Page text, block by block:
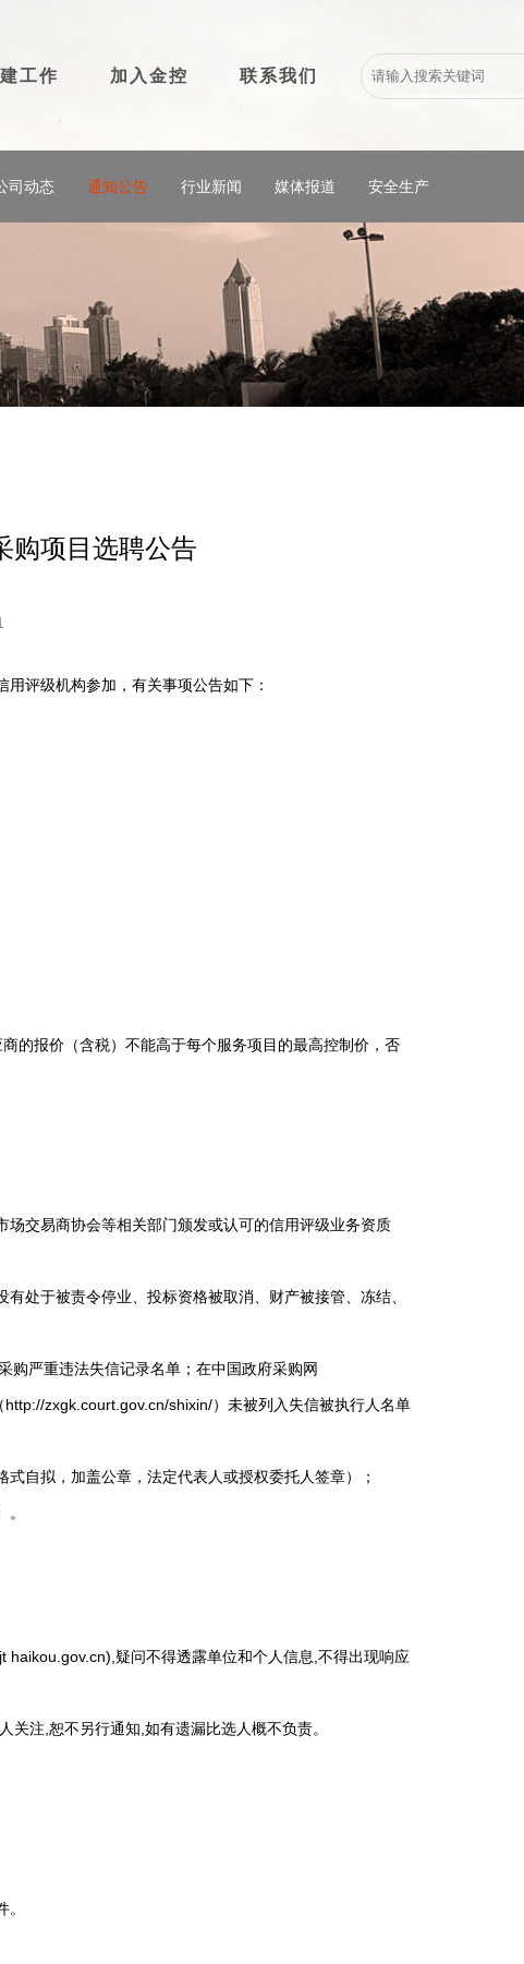
工作 加入金控 联系我们
司动态 通知公告 行业新闻 媒体报道 安全生产
购项目选聘公告
评级机构参加，有关事项公告如下：
报价（含税）不能高于每个服务项目的最高控制价，否
交易商协会等相关部门颁发或认可的信用评级业务资质
于被责令停业、投标资格被取消、财产被接管、冻结、
严重违法失信记录名单；在中国政府采购网
zxgk.court.gov.cn/shixin/）未被列入失信被执行人名单
自拟，加盖公章，法定代表人或授权委托人签章）；
疑问不得透露单位和个人信息,不得出现响应
注,恕不另行通知,如有遗漏比选人概不负责。